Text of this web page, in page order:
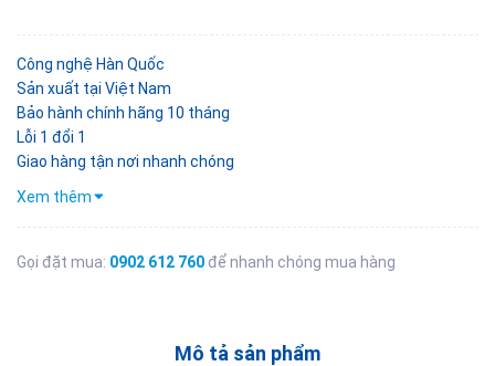
Công nghệ Hàn Quốc
Sản xuất tại Việt Nam
Bảo hành chính hãng 10 tháng
Lỗi 1 đổi 1
Giao hàng tận nơi nhanh chóng
Xem thêm
Gọi đặt mua: 0902 612 760 để nhanh chóng mua hàng
Mô tả sản phẩm